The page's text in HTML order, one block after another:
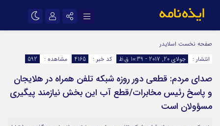
اینستاگرام
سروش
ایتا
آپارات
اپلیکیشن رمز عبور
صفحه نخست اسلایدر
انتشار :
جولای 20, 2017 - 10:39 ق.ظ کد خبر : 4165 مشاهده : 592
صدای مردم: قطعی دور روزه شبکه تلفن همراه در هلایجان
و پاسخ رئیس مخابرات/قطع آب این بخش نیازمند پیگیری
مسؤولان است